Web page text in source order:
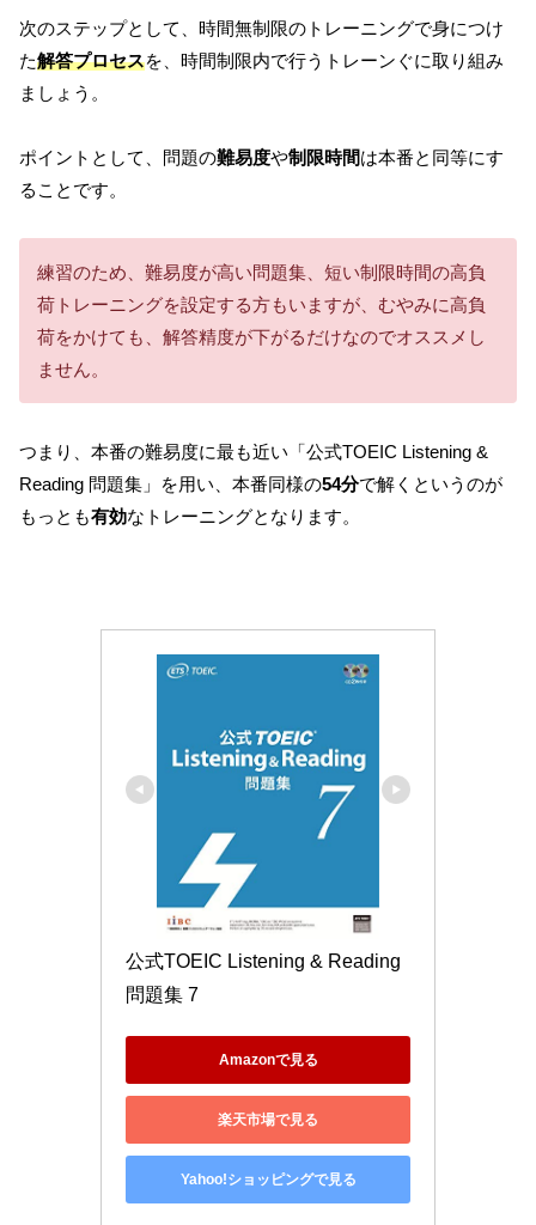
次のステップとして、時間無制限のトレーニングで身につけ
た解答プロセスを、時間制限内で行うトレーンぐに取り組み
ましょう。
ポイントとして、問題の難易度や制限時間は本番と同等にす
ることです。
練習のため、難易度が高い問題集、短い制限時間の高負
荷トレーニングを設定する方もいますが、むやみに高負
荷をかけても、解答精度が下がるだけなのでオススメし
ません。
つまり、本番の難易度に最も近い「公式TOEIC Listening &
Reading 問題集」を用い、本番同様の54分で解くというのが
もっとも有効なトレーニングとなります。
公式TOEIC Listening & Reading
問題集 7
Amazonで見る
楽天市場で見る
Yahoo!ショッピングで見る